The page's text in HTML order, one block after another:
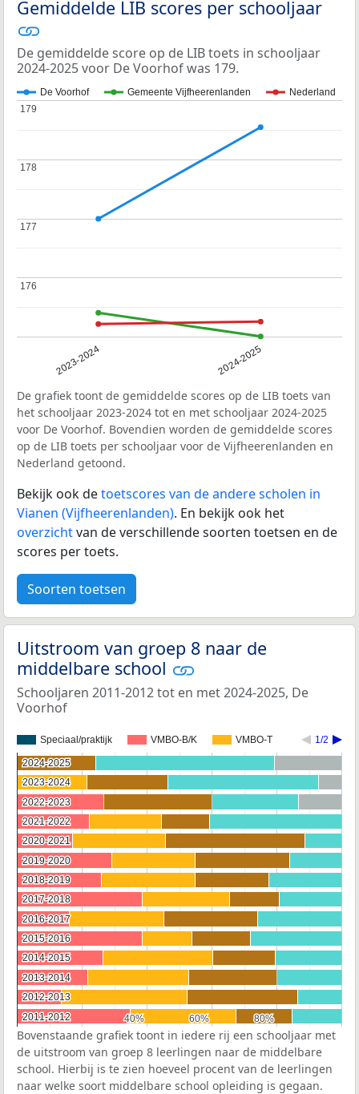
Gemiddelde LIB scores per schooljaar
De gemiddelde score op de LIB toets in schooljaar
2024-2025 voor De Voorhof was 179.
De Voorhof Gemeente Vijfheerenlanden Nederland
2023-2024 2024-2025
176
176
177
177
178
178
179
179
De grafiek toont de gemiddelde scores op de LIB toets van
het schooljaar 2023-2024 tot en met schooljaar 2024-2025
voor De Voorhof. Bovendien worden de gemiddelde scores
op de LIB toets per schooljaar voor de Vijfheerenlanden en
Nederland getoond.
Bekijk ook detoetscores van de andere scholen in
Vianen (Vijfheerenlanden). En bekijk ook het
overzichtvan de verschillende soorten toetsen en de
scores per toets.
Soorten toetsen
Uitstroom van groep 8 naar de
middelbare school
Schooljaren 2011-2012 tot en met 2024-2025, De
Voorhof
Speciaal/praktijk VMBO-B/K VMBO-T 1/2
40%
40% 60%
60% 80%
80%
2024-2025
2024-2025
2023-2024
2023-2024
2022-2023
2022-2023
2021-2022
2021-2022
2020-2021
2020-2021
2019-2020
2019-2020
2018-2019
2018-2019
2017-2018
2017-2018
2016-2017
2016-2017
2015-2016
2015-2016
2014-2015
2014-2015
2013-2014
2013-2014
2012-2013
2012-2013
2011-2012
2011-2012
Bovenstaande grafiek toont in iedere rij een schooljaar met
de uitstroom van groep 8 leerlingen naar de middelbare
school. Hierbij is te zien hoeveel procent van de leerlingen
naar welke soort middelbare school opleiding is gegaan.